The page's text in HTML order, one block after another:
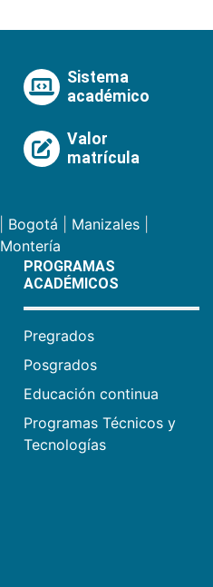
Sistema
académico
Valor
matrícula
Bogotá Manizales
Montería
PROGRAMAS
ACADÉMICOS
Pregrados
Posgrados
Educación continua
Programas Técnicos y
Tecnologías